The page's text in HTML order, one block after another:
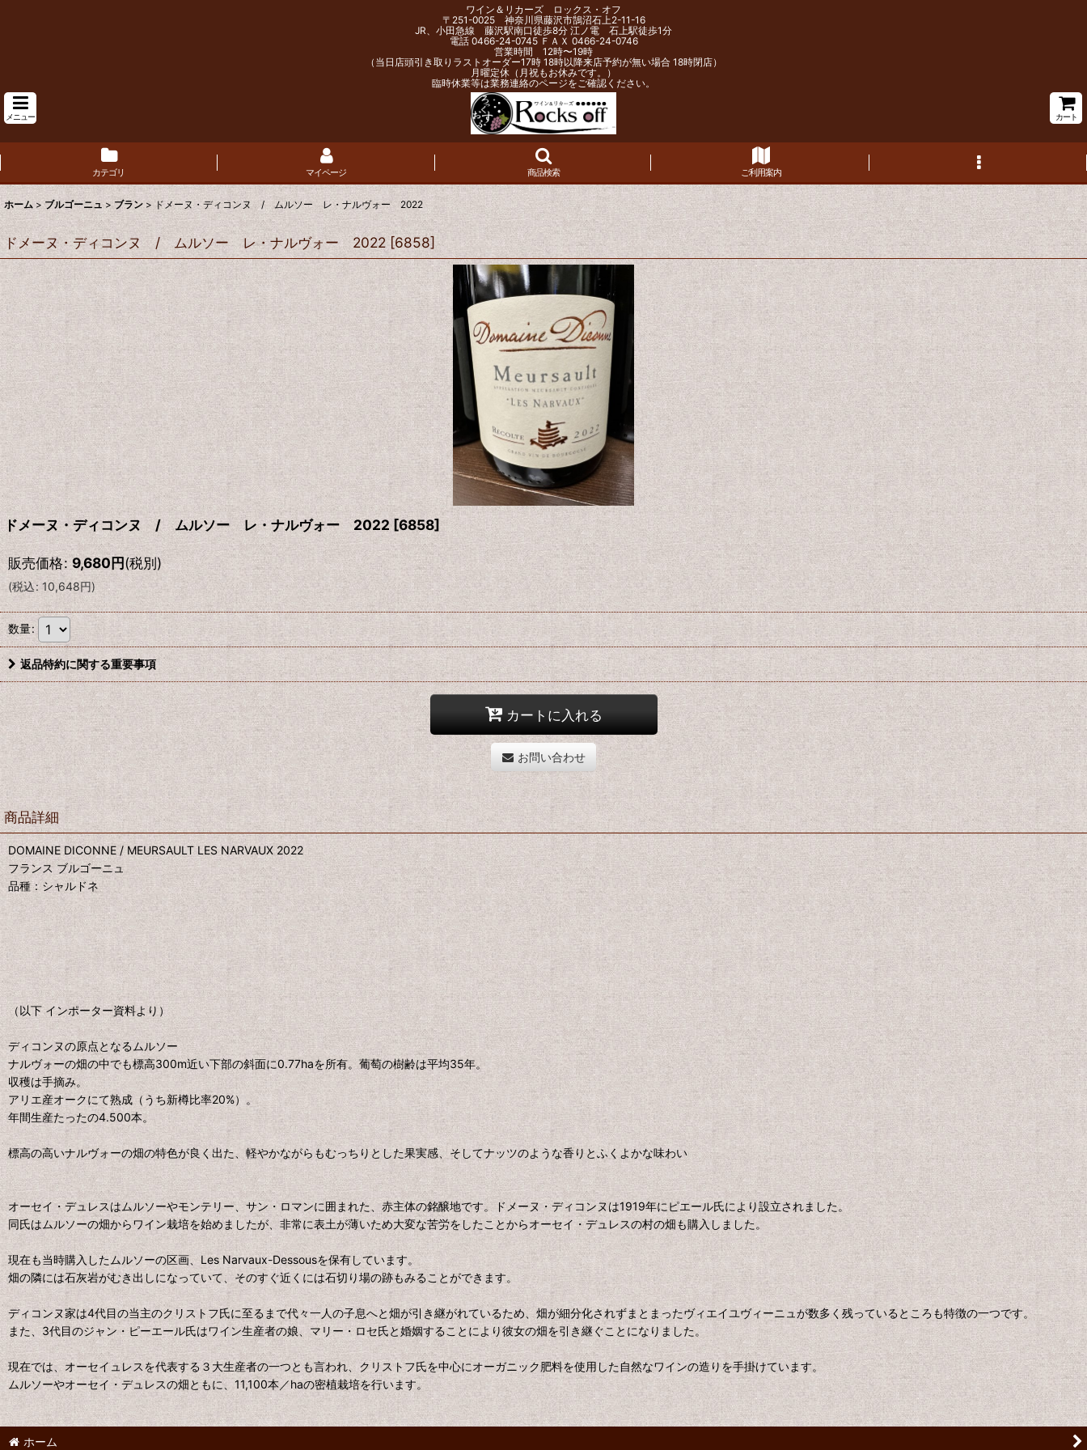
ワイン＆リカーズ ロックス・オフ
〒251-0025 神奈川県藤沢市鵠沼石上2-11-16
JR、小田急線 藤沢駅南口徒歩8分 江ノ電 石上駅徒歩1分
電話 0466-24-0745 ＦＡＸ 0466-24-0746
営業時間 12時〜19時
（当日店頭引き取りラストオーダー17時 18時以降来店予約が無い場合 18時閉店）
月曜定休（月祝もお休みです。）
臨時休業等は業務連絡のページをご確認ください。
メニュー カート
カテゴリ マイページ 商品検索 ご利用案内
ホーム > ブルゴーニュ > ブラン > ドメーヌ・ディコンヌ / ムルソー レ・ナルヴォー 2022
ドメーヌ・ディコンヌ / ムルソー レ・ナルヴォー 2022 [6858]
ドメーヌ・ディコンヌ / ムルソー レ・ナルヴォー 2022 [6858]
販売価格: 9,680円(税別)
(税込: 10,648円)
数量:
返品特約に関する重要事項
カートに入れる
お問い合わせ
商品詳細
DOMAINE DICONNE / MEURSAULT LES NARVAUX 2022
フランス ブルゴーニュ
品種：シャルドネ
（以下 インポーター資料より）
ディコンヌの原点となるムルソー
ナルヴォーの畑の中でも標高300m近い下部の斜面に0.77haを所有。葡萄の樹齢は平均35年。
収穫は手摘み。
アリエ産オークにて熟成（うち新樽比率20%）。
年間生産たったの4.500本。
標高の高いナルヴォーの畑の特色が良く出た、軽やかながらもむっちりとした果実感、そしてナッツのような香りとふくよかな味わい
オーセイ・デュレスはムルソーやモンテリー、サン・ロマンに囲まれた、赤主体の銘醸地です。ドメーヌ・ディコンヌは1919年にピエール氏により設立されました。
同氏はムルソーの畑からワイン栽培を始めましたが、非常に表土が薄いため大変な苦労をしたことからオーセイ・デュレスの村の畑も購入しました。
現在も当時購入したムルソーの区画、Les Narvaux-Dessousを保有しています。
畑の隣には石灰岩がむき出しになっていて、そのすぐ近くには石切り場の跡もみることができます。
ディコンヌ家は4代目の当主のクリストフ氏に至るまで代々一人の子息へと畑が引き継がれているため、畑が細分化されずまとまったヴィエイユヴィーニュが数多く残っているところも特徴の一つです。
また、3代目のジャン・ピーエール氏はワイン生産者の娘、マリー・ロセ氏と婚姻することにより彼女の畑を引き継ぐことになりました。
現在では、オーセイュレスを代表する３大生産者の一つとも言われ、クリストフ氏を中心にオーガニック肥料を使用した自然なワインの造りを手掛けています。
ムルソーやオーセイ・デュレスの畑ともに、11,100本／haの密植栽培を行います。
ホーム